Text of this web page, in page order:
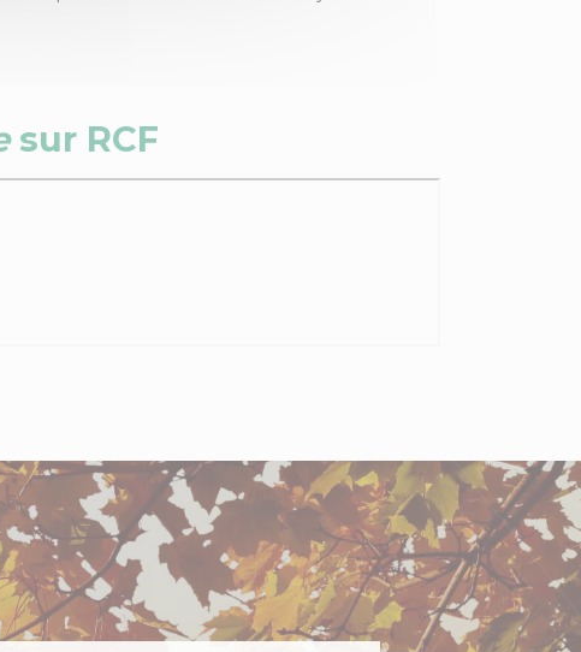
sur RCF